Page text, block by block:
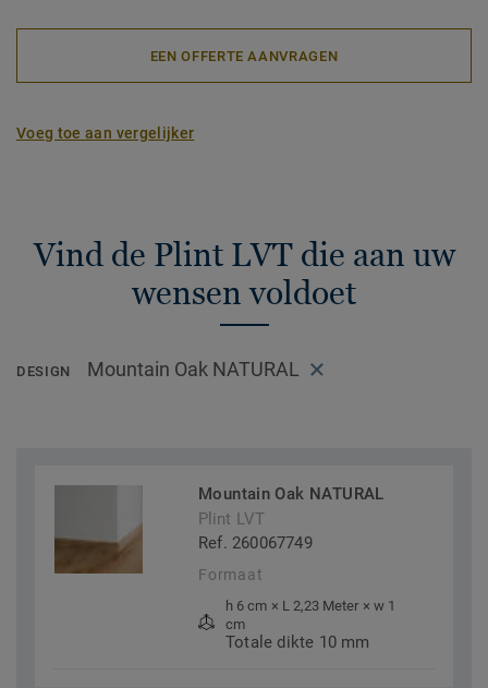
EEN OFFERTE AANVRAGEN
Voeg toe aan vergelijker
Vind de Plint LVT die aan uw
wensen voldoet
DESIGN Mountain Oak NATURAL
Mountain Oak NATURAL
Plint LVT
Ref. 260067749
Formaat
h 6 cm × L 2,23 Meter × w 1
cm
Totale dikte 10 mm